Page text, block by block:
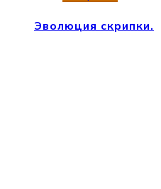
Эволюция скрипки.